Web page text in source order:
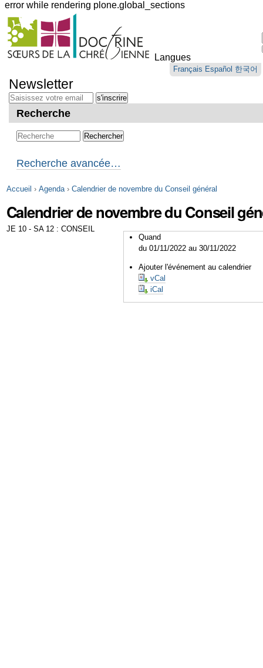
error while rendering plone.global_sections
Outils
personnels
Langues
Français Español 한국어
au
contenu.
Aller
navigation
Newsletter
Recherche
Recherche avancée…
Accueil › Agenda › Calendrier de novembre du Conseil général
Calendrier de novembre du Conseil
Quand
du 01/11/2022 au 30/11/2022
Ajouter l'événement au calendrier
vCal
iCal
JE 10 - SA 12 : CONSEIL